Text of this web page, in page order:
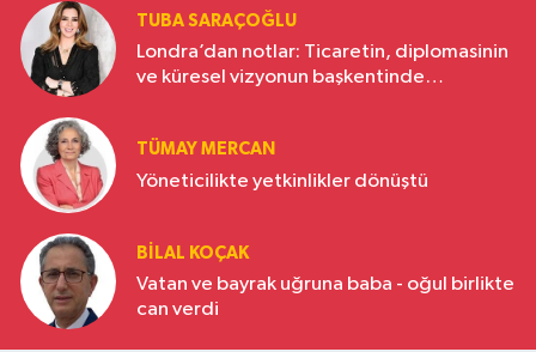
TUBA SARAÇOĞLU
Londra’dan notlar: Ticaretin, diplomasinin
ve küresel vizyonun başkentinde
TÜMAY MERCAN
Yöneticilikte yetkinlikler dönüştü
BILAL KOÇAK
Vatan ve bayrak uğruna baba - oğul birlikte
can verdi